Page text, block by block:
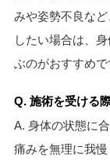
みや姿勢不良な
したい場合は、
ぶのがおすすめで
Q. 施術を受ける
A. 身体の状態に
痛みを無理に我